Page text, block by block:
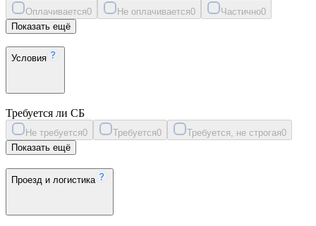
Оплачивается0 Не оплачивается0 Частично0
Показать ещё
Условия
Требуется ли СБ
Не требуется0 Требуется0 Требуется, не строгая0
Показать ещё
Проезд и логистика